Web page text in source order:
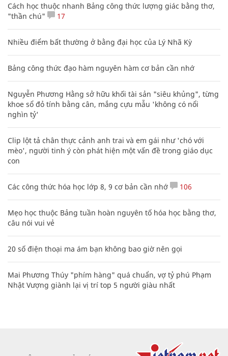
Cách học thuộc nhanh Bảng công thức lượng giác bằng thơ,
"thần chú"
17
Nhiều điểm bất thường ở bằng đại học của Lý Nhã Kỳ
Bảng công thức đạo hàm nguyên hàm cơ bản cần nhớ
Nguyễn Phương Hằng sở hữu khối tài sản "siêu khủng", từng
khoe sổ đỏ tính bằng cân, mắng cựu mẫu 'không có nổi
nghìn tỷ'
Clip lột tả chân thực cảnh anh trai và em gái như 'chó với
mèo', người tinh ý còn phát hiện một vấn đề trong giáo dục
con
Các công thức hóa học lớp 8, 9 cơ bản cần nhớ 106
Mẹo học thuộc Bảng tuần hoàn nguyên tố hóa học bằng thơ,
câu nói vui vẻ
20 số điện thoại ma ám bạn không bao giờ nên gọi
Mai Phương Thúy "phím hàng" quá chuẩn, vợ tỷ phú Phạm
Nhật Vượng giành lại vị trí top 5 người giàu nhất